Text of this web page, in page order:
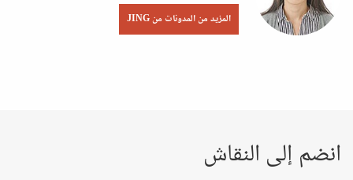
المزيد من المدونات من JING
انضم إلى النقاش